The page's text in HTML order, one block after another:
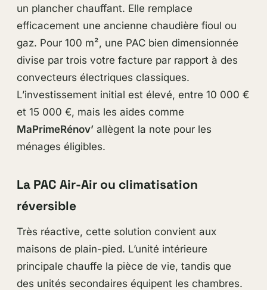
un plancher chauffant. Elle remplace
efficacement une ancienne chaudière fioul ou
gaz. Pour 100 m², une PAC bien dimensionnée
divise par trois votre facture par rapport à des
convecteurs électriques classiques.
L’investissement initial est élevé, entre 10 000 €
et 15 000 €, mais les aides comme
MaPrimeRénov’ allègent la note pour les
ménages éligibles.
La PAC Air-Air ou climatisation
réversible
Très réactive, cette solution convient aux
maisons de plain-pied. L’unité intérieure
principale chauffe la pièce de vie, tandis que
des unités secondaires équipent les chambres.